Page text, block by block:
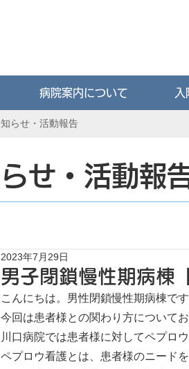
病院案内について
らせ・活動報告
せ・活動報
男子閉鎖慢性期病棟
2023年7月29日
こんにちは。男性閉鎖慢性期病棟です
今回は患者様との関わり方について
川口病院では患者様に対してペプロ
ペプロウ看護とは、患者様のニード